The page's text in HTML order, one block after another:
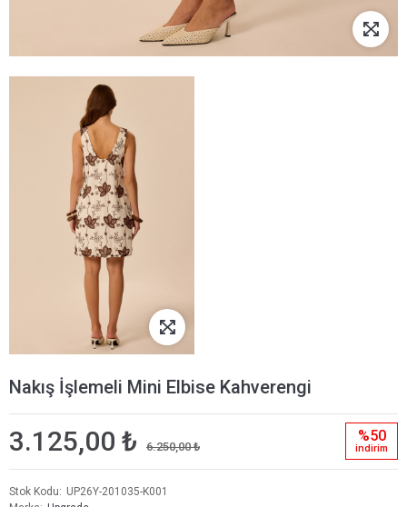
Nakış İşlemeli Mini Elbise Kahverengi
3.125,00 ₺ 6.250,00 ₺
%50
i̇ndi̇ri̇m
Stok Kodu
UP26Y-201035-K001